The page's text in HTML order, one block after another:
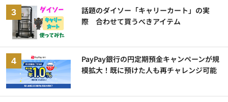
話題のダイソー「キャリーカート」の実
際 合わせて買うべきアイテム
PayPay銀行の円定期預金キャンペーンが規
模拡大！既に預けた人も再チャレンジ可能